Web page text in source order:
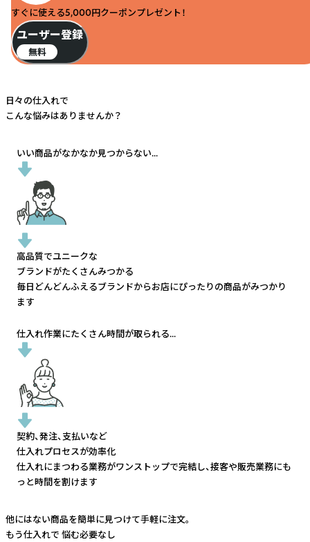
すぐに使える5,000円クーポンプレゼント！
ユーザー登録
無料
日々の仕入れで
こんな悩みはありませんか？
いい商品がなかなか見つからない...
高品質でユニークな
ブランドがたくさんみつかる
毎日どんどんふえるブランドからお店にぴったりの商品がみつかり
ます
仕入れ作業にたくさん時間が取られる...
契約、発注、支払いなど
仕入れプロセスが効率化
仕入れにまつわる業務がワンストップで完結し、接客や販売業務にも
っと時間を割けます
他にはない商品を簡単に見つけて手軽に注文。
もう仕入れで 悩む必要なし